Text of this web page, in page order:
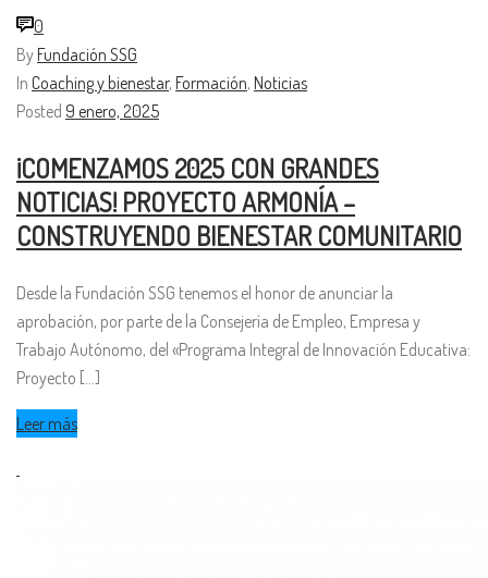
0
By Fundación SSG
In Coaching y bienestar, Formación, Noticias
Posted 9 enero, 2025
¡COMENZAMOS 2025 CON GRANDES
NOTICIAS! PROYECTO ARMONÍA –
CONSTRUYENDO BIENESTAR COMUNITARIO
Desde la Fundación SSG tenemos el honor de anunciar la
aprobación, por parte de la Consejería de Empleo, Empresa y
Trabajo Autónomo, del «Programa Integral de Innovación Educativa:
Proyecto [...]
Leer más